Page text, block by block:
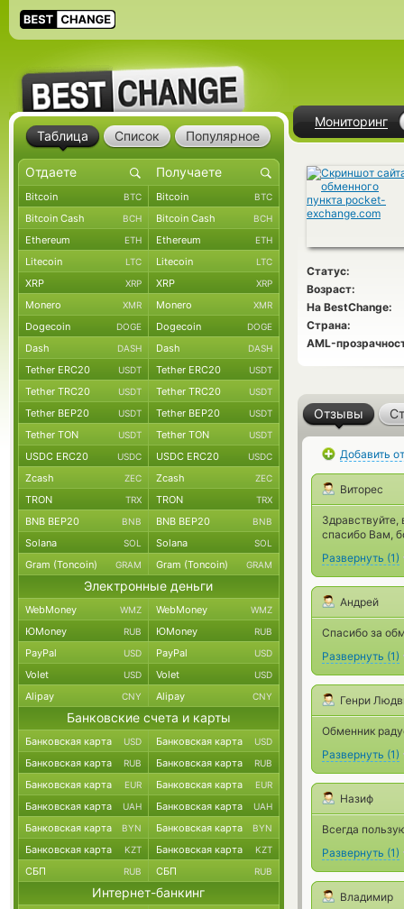
Мониторинг
Статус:
Возраст:
На BestChange:
Страна:
AML-
Отзывы
Добавить
Виторес
спасибо Вам,
Развернуть (1)
Андрей
Спасибо за
Развернуть (1)
Генри
Обменник
Развернуть (1)
Назиф
Всегда
Развернуть (1)
Владимир
Таблица Список Популярное
Bitcoin BTC Bitcoin BTC
Bitcoin Cash BCH Bitcoin Cash BCH
Ethereum ETH Ethereum ETH
Litecoin LTC Litecoin LTC
XRP XRP XRP XRP
Monero XMR Monero XMR
Dogecoin DOGE Dogecoin DOGE
Dash DASH Dash DASH
Tether ERC20 USDT Tether ERC20 USDT
Tether TRC20 USDT Tether TRC20 USDT
Tether BEP20 USDT Tether BEP20 USDT
Tether TON USDT Tether TON USDT
USDC ERC20 USDC USDC ERC20 USDC
Zcash ZEC Zcash ZEC
TRON TRX TRON TRX
BNB BEP20 BNB BNB BEP20 BNB
Solana SOL Solana SOL
Gram (Toncoin) GRAM Gram (Toncoin) GRAM
Электронные деньги
WebMoney WMZ WebMoney WMZ
ЮMoney RUB ЮMoney RUB
PayPal USD PayPal USD
Volet USD Volet USD
Alipay CNY Alipay CNY
Банковские счета и карты
Банковская карта USD Банковская карта USD
Банковская карта RUB Банковская карта RUB
Банковская карта EUR Банковская карта EUR
Банковская карта UAH Банковская карта UAH
Банковская карта BYN Банковская карта BYN
Банковская карта KZT Банковская карта KZT
СБП RUB СБП RUB
Интернет-банкинг